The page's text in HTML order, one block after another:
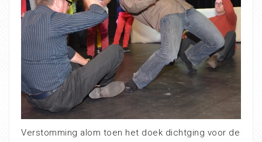
Verstomming alom toen het doek dichtging voor de